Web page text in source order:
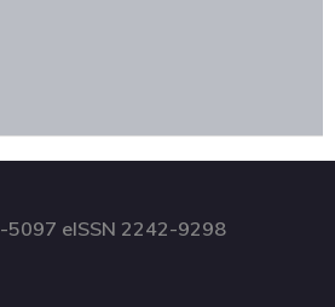
5097 eISSN 2242-9298